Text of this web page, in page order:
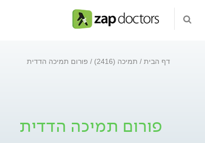
דף הבית תמיכה (2416) פורום תמיכה הדדית
פורום תמיכה הדדית